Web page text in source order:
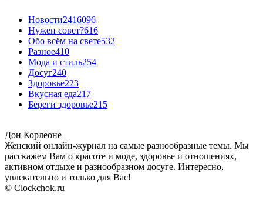
Новости2416096
Нужен совет?616
Обо всём на свете532
Разное410
Мода и стиль254
Досуг240
Здоровье223
Вкусная еда217
Береги здоровье215
Дон Корлеоне
Женский онлайн-журнал на самые разнообразные темы. Мы
расскажем Вам о красоте и моде, здоровье и отношениях,
активном отдыхе и разнообразном досуге. Интересно,
увлекательно и только для Вас!
© Clockchok.ru